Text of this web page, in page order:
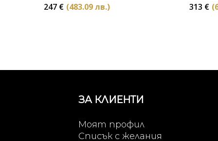
247 € (483.09 лв.) 313 €
ЗА КЛИЕНТИ
Моят профил
Списък с желания